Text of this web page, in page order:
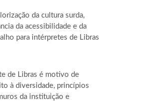
da cultura surda,
da acessibilidade e da
para intérpretes de Libras
de Libras é motivo de
à diversidade, princípios
da instituição e